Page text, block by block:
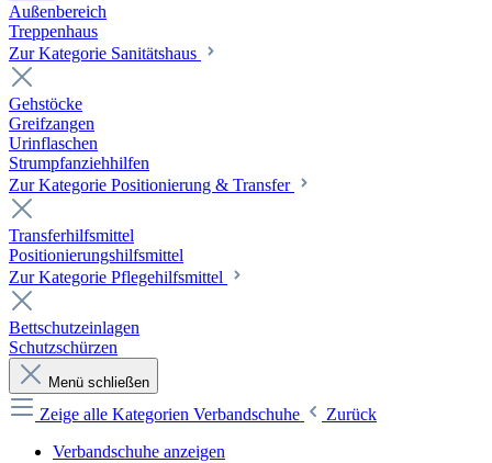
Außenbereich
Treppenhaus
Zur Kategorie Sanitätshaus
Gehstöcke
Greifzangen
Urinflaschen
Strumpfanziehhilfen
Zur Kategorie Positionierung & Transfer
Transferhilfsmittel
Positionierungshilfsmittel
Zur Kategorie Pflegehilfsmittel
Bettschutzeinlagen
Schutzschürzen
Menü schließen
Zeige alle Kategorien Verbandschuhe
Zurück
Verbandschuhe anzeigen